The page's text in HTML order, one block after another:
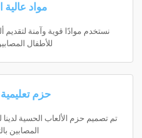
مواد عالية
نستخدم موادًا قوية وآمنة
للأطفال
حزم
تم تصميم حزم الألعاب الحسية لدينا
المصابين